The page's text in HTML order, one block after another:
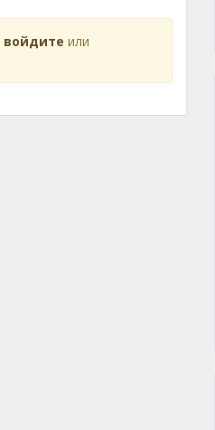
войдите или